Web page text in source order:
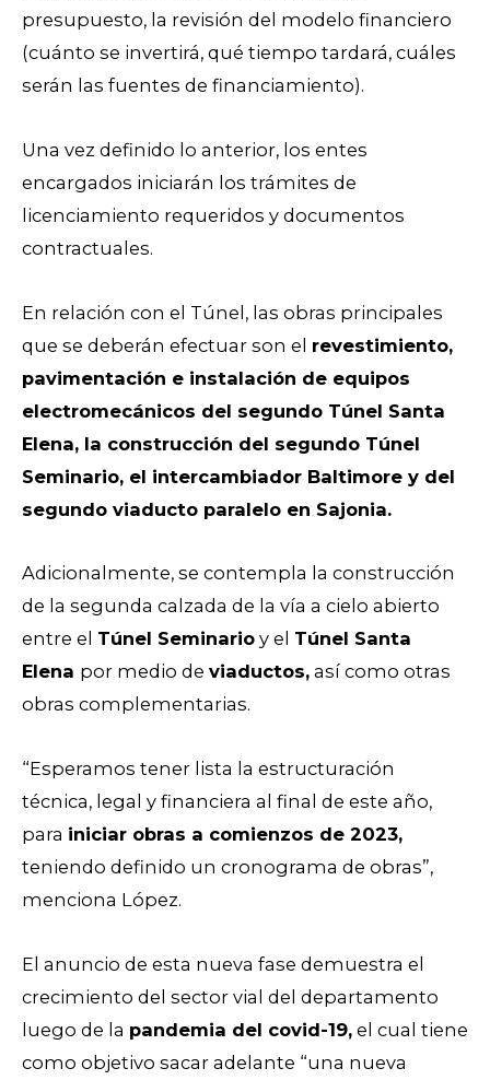
presupuesto, la revisión del modelo financiero
(cuánto se invertirá, qué tiempo tardará, cuáles
serán las fuentes de financiamiento).
Una vez definido lo anterior, los entes
encargados iniciarán los trámites de
licenciamiento requeridos y documentos
contractuales.
En relación con el Túnel, las obras principales
que se deberán efectuar son el revestimiento,
pavimentación e instalación de equipos
electromecánicos del segundo Túnel Santa
Elena, la construcción del segundo Túnel
Seminario, el intercambiador Baltimore y del
segundo viaducto paralelo en Sajonia.
Adicionalmente, se contempla la construcción
de la segunda calzada de la vía a cielo abierto
entre el Túnel Seminario y el Túnel Santa
Elena por medio de viaductos, así como otras
obras complementarias.
“Esperamos tener lista la estructuración
técnica, legal y financiera al final de este año,
para iniciar obras a comienzos de 2023,
teniendo definido un cronograma de obras”,
menciona López.
El anuncio de esta nueva fase demuestra el
crecimiento del sector vial del departamento
luego de la pandemia del covid-19, el cual tiene
como objetivo sacar adelante “una nueva